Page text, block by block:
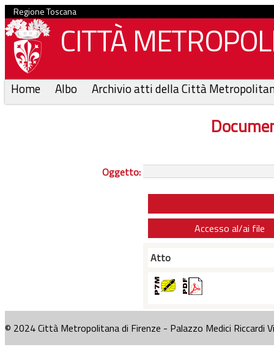
Regione Toscana
CITTÀ
Home Albo Archivio atti della Città
Oggetto:
Accesso al/ai file
Atto
© 2024 Città Metropolitana di Firenze - Palazzo Medici Riccardi